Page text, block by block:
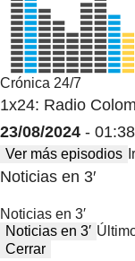
Crónica 24/7
1x24: Radio
23/08/2024 -
Ver más episodios
Noticias en 3′
Noticias en 3′
Noticias en 3′
Cerrar